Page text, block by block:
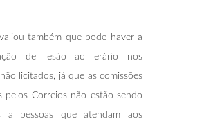
também que pode haver a
de lesão ao erário nos
licitados, já que as comissões
pelos Correios não estão sendo
a pessoas que atendam aos